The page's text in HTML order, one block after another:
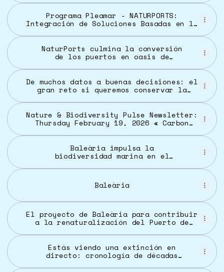
Ecosistemas Portuarios -
Fundación Biodiversidad
Programa Pleamar - NATURPORTS:
Integración de Soluciones Basadas en la
Ecosistemas Portuarios
NaturPorts culmina la conversión
de los puertos en oasis de
Marítimo y Logístico
De muchos datos a buenas decisiones: el
gran reto si queremos conservar la
Nature & Biodiversity Pulse Newsletter:
Thursday February 19, 2026 « Carbon
Baleària impulsa la
biodiversidad marina en el
microarrecifes biomiméticos -
Baleària
El proyecto de Baleària para contribuir
a la renaturalización del Puerto de
autóctonas
Estás viendo una extinción en
directo: cronología de décadas